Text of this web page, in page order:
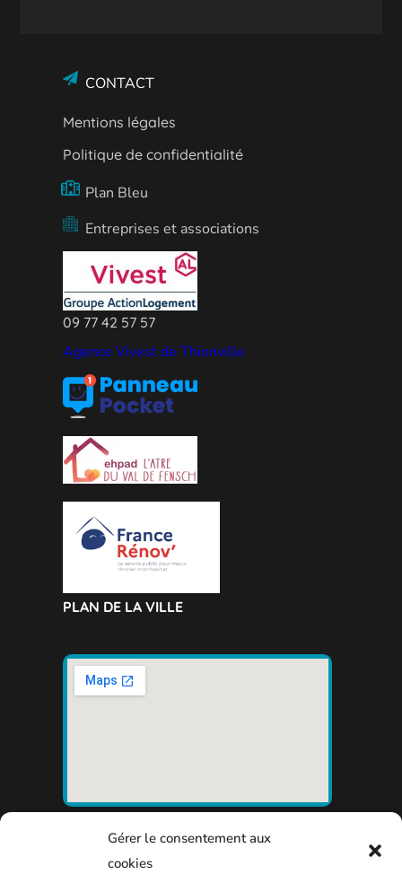
Gérer le consentement aux
cookies
CONTACT
Mentions légales
Politique de confidentialité
Plan Bleu
Entreprises et associations
09 77 42 57 57
Agence Vivest de Thionville
PLAN DE LA VILLE